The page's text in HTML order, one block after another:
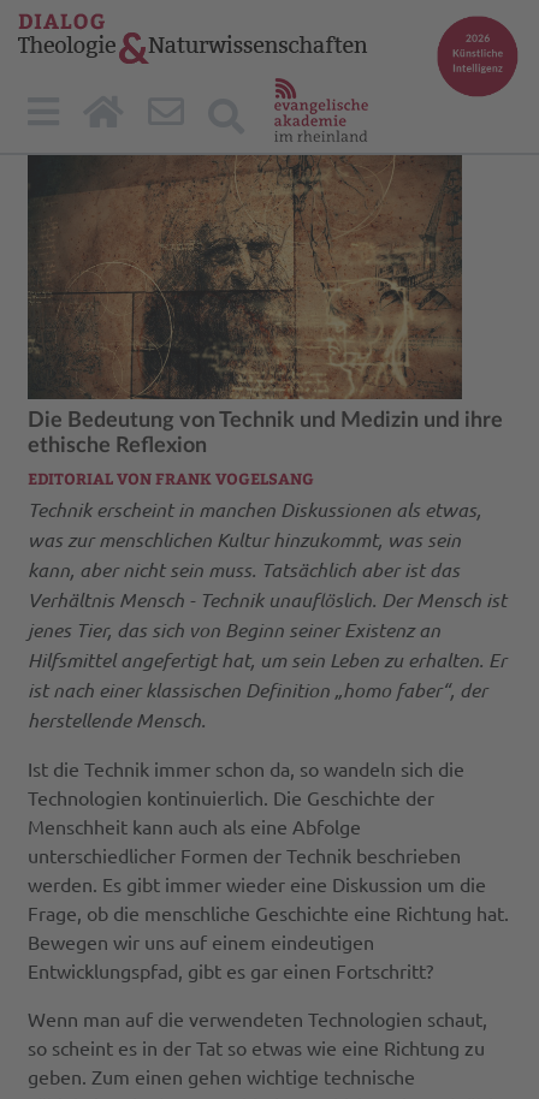
Die Bedeutung von Technik und Medizin und ihre
ethische Reflexion
EDITORIAL VON FRANK VOGELSANG
Technik erscheint in manchen Diskussionen als etwas,
was zur menschlichen Kultur hinzukommt, was sein
kann, aber nicht sein muss. Tatsächlich aber ist das
Verhältnis Mensch - Technik unauflöslich. Der Mensch ist
jenes Tier, das sich von Beginn seiner Existenz an
Hilfsmittel angefertigt hat, um sein Leben zu erhalten. Er
ist nach einer klassischen Definition „homo faber“, der
herstellende Mensch.
Ist die Technik immer schon da, so wandeln sich die
Technologien kontinuierlich. Die Geschichte der
Menschheit kann auch als eine Abfolge
unterschiedlicher Formen der Technik beschrieben
werden. Es gibt immer wieder eine Diskussion um die
Frage, ob die menschliche Geschichte eine Richtung hat.
Bewegen wir uns auf einem eindeutigen
Entwicklungspfad, gibt es gar einen Fortschritt?
Wenn man auf die verwendeten Technologien schaut,
so scheint es in der Tat so etwas wie eine Richtung zu
geben. Zum einen gehen wichtige technische